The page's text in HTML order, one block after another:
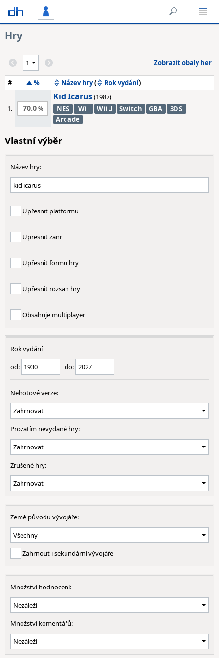
Hry
Zobrazit obaly her
# % Název hry( Rok vydání)
1. 70.0
Kid Icarus(1987)
NES
Wii WiiU Switch GBA
3DS
Arcade
Vlastní výběr
Název hry:
Upřesnit platformu
Upřesnit žánr
Upřesnit formu hry
Upřesnit rozsah hry
Obsahuje multiplayer
Rok vydání
od: do:
Nehotové verze:
Prozatím nevydané hry:
Zrušené hry:
Země původu vývojáře:
Zahrnout i sekundární vývojáře
Množství hodnocení:
Množství komentářů: